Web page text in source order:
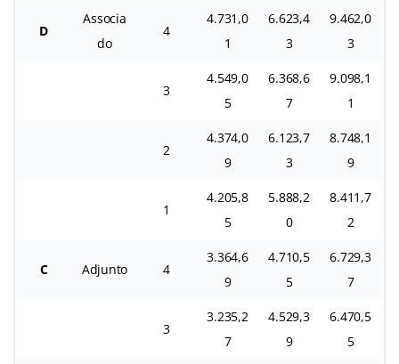
D
Associa
do
4
4.731,0
1
6.623,4
3
9.462,0
3
3
4.549,0
5
6.368,6
7
9.098,1
1
2
4.374,0
9
6.123,7
3
8.748,1
9
1
4.205,8
5
5.888,2
0
8.411,7
2
C Adjunto 4
3.364,6
9
4.710,5
5
6.729,3
7
3
3.235,2
7
4.529,3
9
6.470,5
5